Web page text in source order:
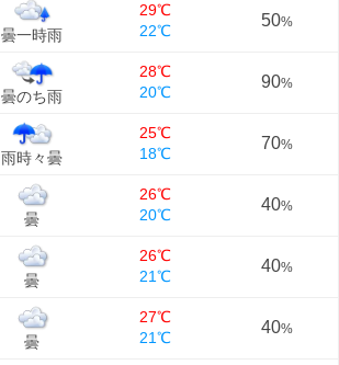
曇一時雨
29℃
22℃
50%
曇のち雨
28℃
20℃
90%
雨時々曇
25℃
18℃
70%
曇
26℃
20℃
40%
曇
26℃
21℃
40%
曇
27℃
21℃
40%